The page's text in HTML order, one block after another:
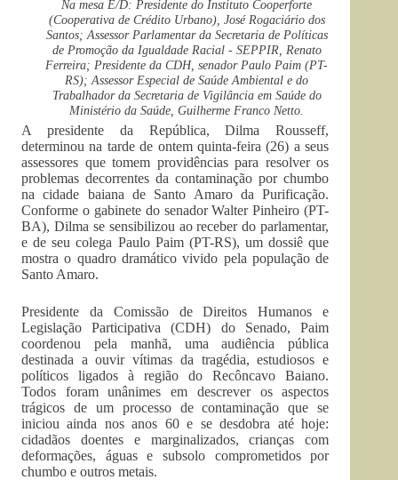
Na mesa E/D: Presidente do Instituto Cooperforte
(Cooperativa de Crédito Urbano), José Rogaciário dos
Santos; Assessor Parlamentar da Secretaria de Polí­ticas
de Promoção da Igualdade Racial - SEPPIR, Renato
Ferreira; Presidente da CDH, senador Paulo Paim (PT-
RS); Assessor Especial de Saúde Ambiental e do
Trabalhador da Secretaria de Vigilância em Saúde do
Ministério da Saúde, Guilherme Franco Netto.
A presidente da República, Dilma Rousseff,
determinou na tarde de ontem quinta-feira (26) a seus
assessores que tomem providências para resolver os
problemas decorrentes da contaminação por chumbo
na cidade baiana de Santo Amaro da Purificação.
Conforme o gabinete do senador Walter Pinheiro (PT-
BA), Dilma se sensibilizou ao receber do parlamentar,
e de seu colega Paulo Paim (PT-RS), um dossiê que
mostra o quadro dramático vivido pela população de
Santo Amaro.
Presidente da Comissão de Direitos Humanos e
Legislação Participativa (CDH) do Senado, Paim
coordenou pela manhã, uma audiência pública
destinada a ouvir vítimas da tragédia, estudiosos e
políticos ligados à região do Recôncavo Baiano.
Todos foram unânimes em descrever os aspectos
trágicos de um processo de contaminação que se
iniciou ainda nos anos 60 e se desdobra até hoje:
cidadãos doentes e marginalizados, crianças com
deformações, águas e subsolo comprometidos por
chumbo e outros metais.